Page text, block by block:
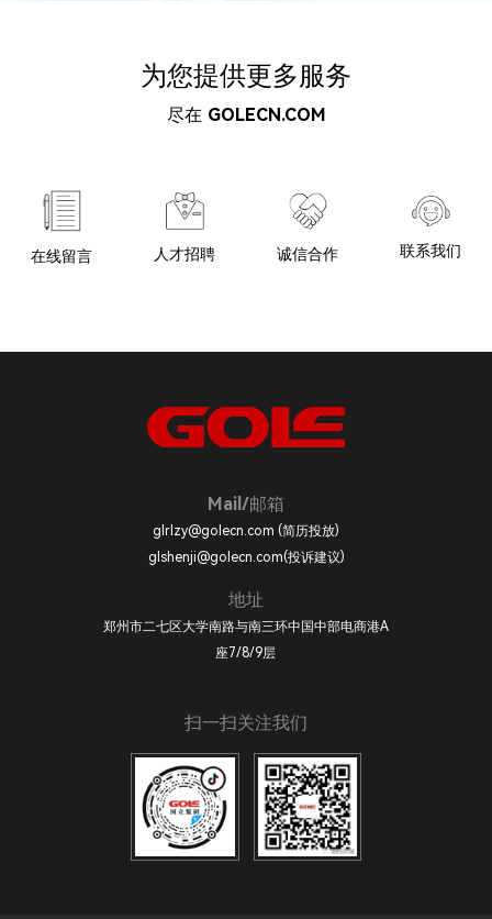
全面推行爆品战略，以客户需求为核心，系统打造自
研爆品，开启产品价值驱动的新阶段。
为您提供更多服务
尽在 GOLECN.COM
在线留言 人才招聘 诚信合作 联系我们
Mail/邮箱
glrlzy@golecn.com (简历投放)
glshenji@golecn.com(投诉建议)
地址
郑州市二七区大学南路与南三环中国中部电商港A
座7/8/9层
扫一扫关注我们